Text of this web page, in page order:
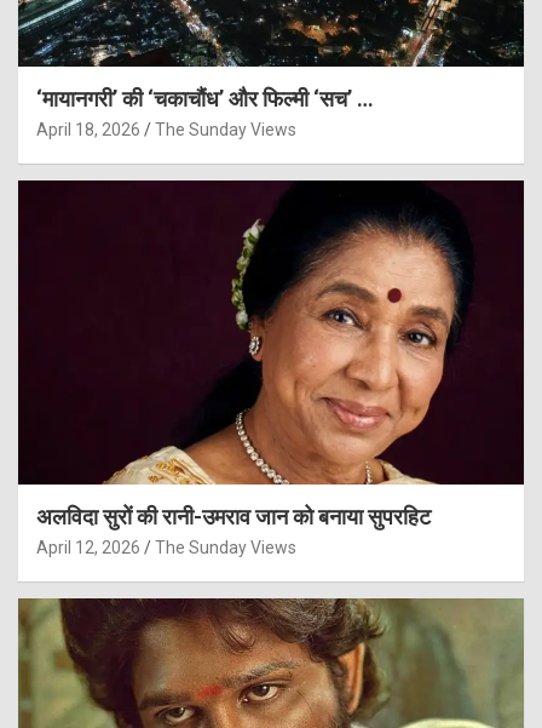
‘मायानगरी’ की ‘चकाचौंध’ और फिल्मी ‘सच’ …
April 18, 2026 The Sunday Views
अलविदा सुरों की रानी-उमराव जान को बनाया सुपरहिट
April 12, 2026 The Sunday Views